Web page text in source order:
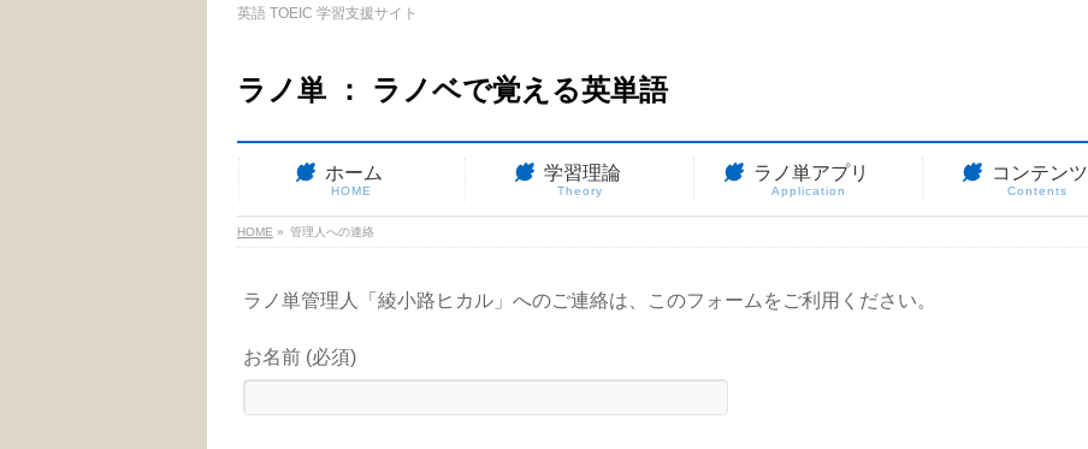
英語 TOEIC 学習支援サイト
ラノ単 ： ラノベで覚える英単語
ホーム
HOME
学習理論
Theory
ラノ単アプリ
Application
コンテンツ
Contents
HOME » 管理人への連絡
ラノ単管理人「綾小路ヒカル」へのご連絡は、このフォームをご利用ください。
お名前 (必須)